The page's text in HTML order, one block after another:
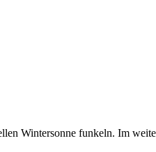
Wintersonne funkeln. Im